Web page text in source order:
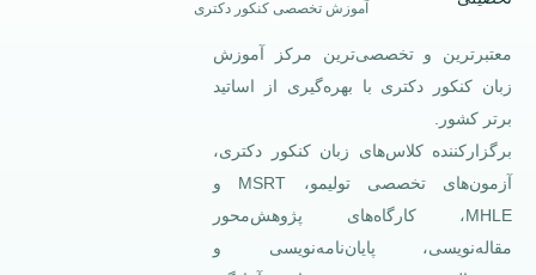
آموزش تخصصی کنکور دکتری
معتبرترین و تخصصی‌ترین مرکز آموزش
زبان کنکور دکتری با بهره‌گیری از اساتید
برتر کشور.
برگزارکننده کلاس‌های زبان کنکور دکتری،
آزمون‌های تخصصی تولیمو، MSRT و
MHLE، کارگاه‌های پژوهش‌محور
مقاله‌نویسی، پایان‌نامه‌نویسی و